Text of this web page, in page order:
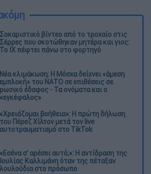
Σοκαριστικό βίντεο από το τροχαίο στις
Σέρρες που σκοτώθηκαν μητέρα και γιος:
Το ΙΧ πέφτει πάνω στο φορτηγό
Νέα κλιμάκωση: Η Μόσχα δείχνει «άμεση
εμπλοκή» του ΝΑΤΟ σε επιθέσεις σε
ρωσικό έδαφος - Τα ονόματα και ο
«εγκέφαλος»
«Χρειάζομαι βοήθεια»: Η πρώτη δήλωση
του Πέρεζ Χίλτον μετά τον live
αυτοτραυματισμό στο TikTok
«Εσένα σ’ αρέσει αυτό;»: Η αντίδραση της
Ιουλίας Καλλιμάνη όταν της πέταξαν
λουλούδια στο πρόσωπο